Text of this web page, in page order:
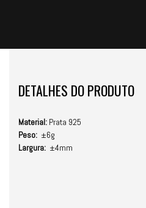
DETALHES DO PRODUTO
Material: Prata 925
Peso: ±6g
Largura: ±4mm